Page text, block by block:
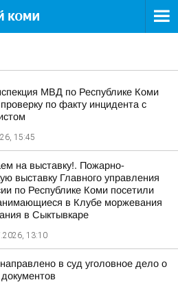
МВД по Республике Коми
по факту инцидента с
15:45
на выставку!. Пожарно-
выставку Главного управления
по Республике Коми посетили
в Клубе моржевания
в Сыктывкаре
13:10
в суд уголовное дело о